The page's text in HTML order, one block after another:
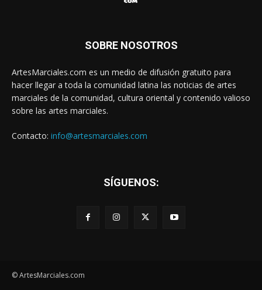
SOBRE NOSOTROS
ArtesMarciales.com es un medio de difusión gratuito para
hacer llegar a toda la comunidad latina las noticias de artes
marciales de la comunidad, cultura oriental y contenido valioso
sobre las artes marciales.
Contacto: info@artesmarciales.com
SÍGUENOS:
© ArtesMarciales.com